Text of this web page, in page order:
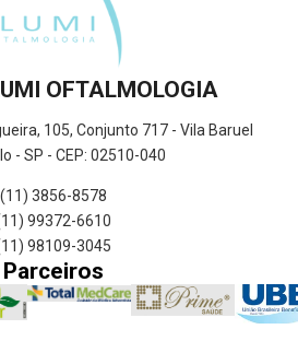
OFTALMOLOGIA
105, Conjunto 717 - Vila Baruel
- SP - CEP: 02510-040
(11) 3856-8578
99372-6610
98109-3045
Parceiros